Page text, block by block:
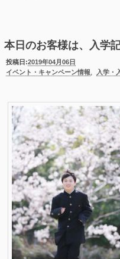
本日のお客様は、入学
投稿日:2019年04月06日
イベント・キャンペーン情報
入学・